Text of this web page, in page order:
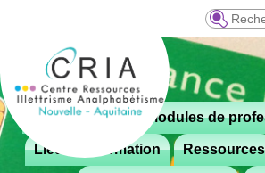
Recherche
Menu
principal
Aller
contenu
 Le CRIA Modules de
Lieux de formation Ressources